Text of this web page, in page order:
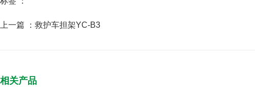
上一篇 ： 救护车担架YC-B3
相关产品